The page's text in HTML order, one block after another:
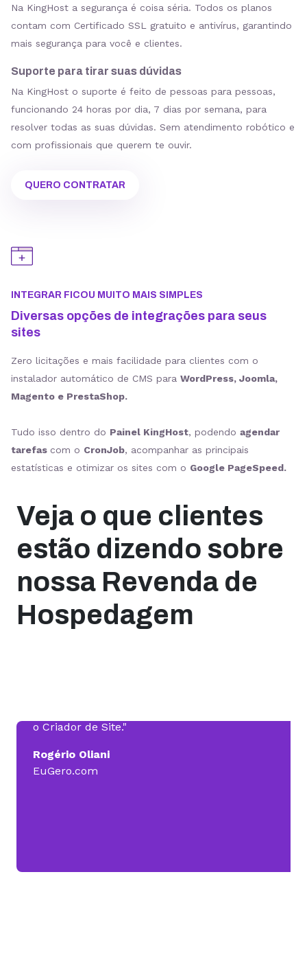
Na KingHost a segurança é coisa séria. Todos os planos
contam com Certificado SSL gratuito e antivírus, garantindo
mais segurança para você e clientes.
Suporte para tirar suas dúvidas
Na KingHost o suporte é feito de pessoas para pessoas,
funcionando 24 horas por dia, 7 dias por semana, para
resolver todas as suas dúvidas. Sem atendimento robótico e
com profissionais que querem te ouvir.
QUERO CONTRATAR
INTEGRAR FICOU MUITO MAIS SIMPLES
Diversas opções de integrações para seus
sites
Zero licitações e mais facilidade para clientes com o
instalador automático de CMS para WordPress, Joomla,
Magento e PrestaShop.
Tudo isso dentro do Painel KingHost, podendo agendar
tarefas com o CronJob, acompanhar as principais
estatísticas e otimizar os sites com o Google PageSpeed.
Veja o que clientes
estão dizendo sobre
nossa Revenda de
Hospedagem
o Criador de Site."
Rogério Oliani
EuGero.com